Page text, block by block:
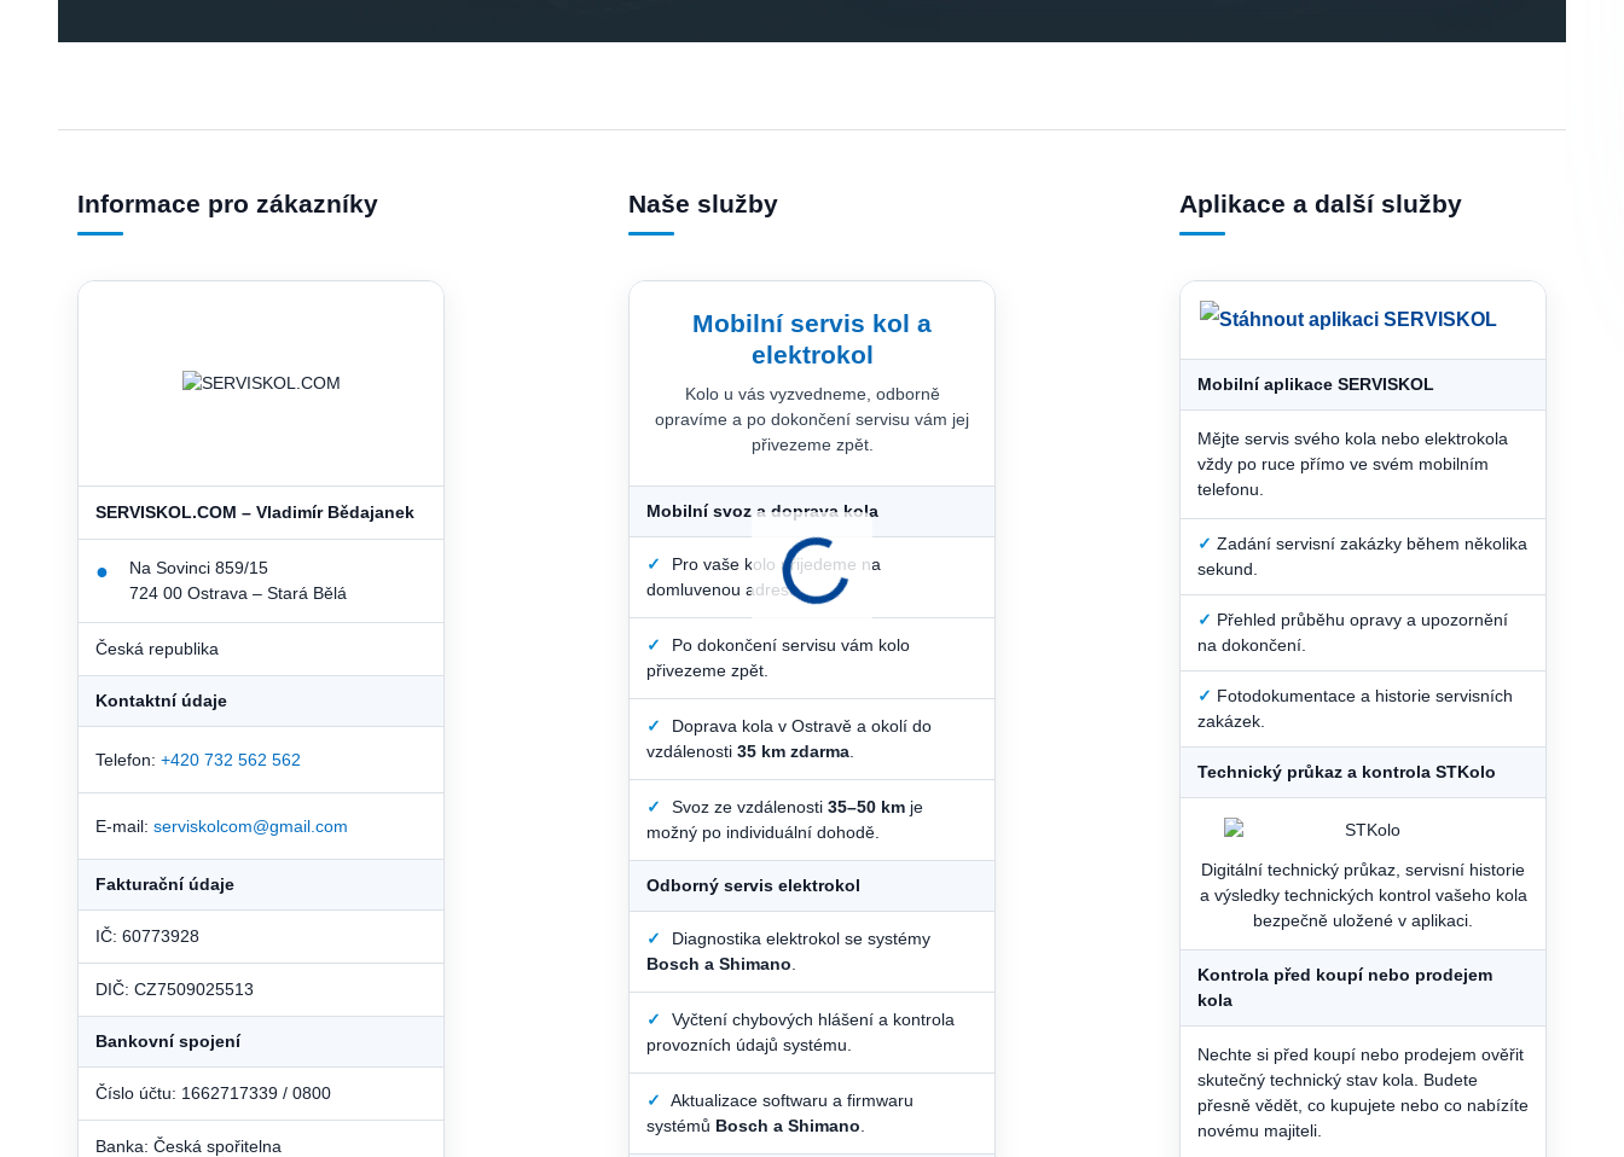
Informace pro zákazníky
SERVISKOL.COM – Vladimír Bědajanek
●
Na Sovinci 859/15
724 00 Ostrava – Stará Bělá
Česká republika
Kontaktní údaje
Telefon: +420 732 562 562
E-mail: serviskolcom@gmail.com
Fakturační údaje
IČ: 60773928
DIČ: CZ7509025513
Bankovní spojení
Číslo účtu: 1662717339 / 0800
Banka: Česká spořitelna
Naše služby
Mobilní servis kol a
elektrokol
Kolo u vás vyzvedneme, odborně
opravíme a po dokončení servisu vám jej
přivezeme zpět.
Mobilní svoz a doprava kola
✓
Pro vaše kolo přijedeme na
domluvenou adresu.
✓
Po dokončení servisu vám kolo
přivezeme zpět.
✓
Doprava kola v Ostravě a okolí do
vzdálenosti 35 km zdarma
✓ Svoz ze vzdálenosti 35–50 km je
možný po individuální dohodě.
Odborný servis elektrokol
✓
Diagnostika elektrokol se systémy
Bosch a Shimano
✓
Vyčtení chybových hlášení a kontrola
provozních údajů systému.
✓
Aktualizace softwaru a firmwaru
systémů Bosch a Shimano
Aplikace a další služby
Mobilní aplikace SERVISKOL
Mějte servis svého kola nebo elektrokola
vždy po ruce přímo ve svém mobilním
telefonu.
✓ Zadání servisní zakázky během několika
sekund.
✓ Přehled průběhu opravy a upozornění
na dokončení.
✓ Fotodokumentace a historie servisních
zakázek.
Technický průkaz a kontrola STKolo
Digitální technický průkaz, servisní historie
a výsledky technických kontrol vašeho kola
bezpečně uložené v aplikaci.
Kontrola před koupí nebo prodejem
kola
Nechte si před koupí nebo prodejem ověřit
skutečný technický stav kola. Budete
přesně vědět, co kupujete nebo co nabízíte
novému majiteli.